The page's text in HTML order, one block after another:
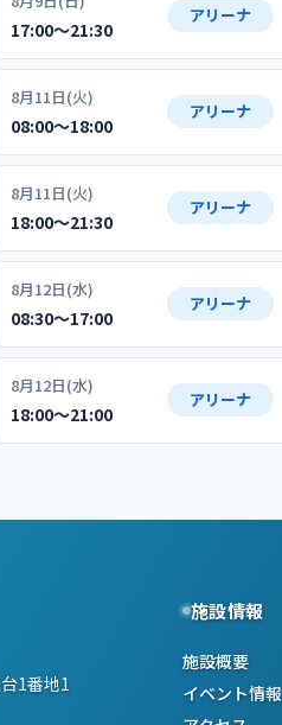
17:00〜21:30
アリーナ
8月11日(火)
08:00〜18:00
アリーナ
8月11日(火)
18:00〜21:30
アリーナ
8月12日(水)
08:30〜17:00
アリーナ
8月12日(水)
18:00〜21:00
アリーナ
1番地1
施設情報
施設概要
イベント情報